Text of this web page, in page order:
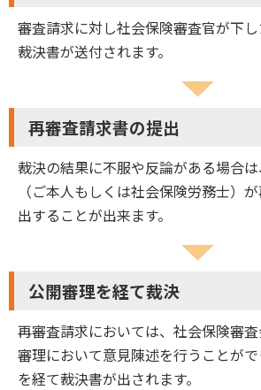
審査請求に対し社会保険審査官が下し
裁決書が送付されます。
再審査請求書の提出
裁決の結果に不服や反論がある場合
（ご本人もしくは社会保険労務士）
出することが出来ます。
公開審理を経て裁決
再審査請求においては、社会保険審
審理において意見陳述を行うことが
を経て裁決書が出されます。